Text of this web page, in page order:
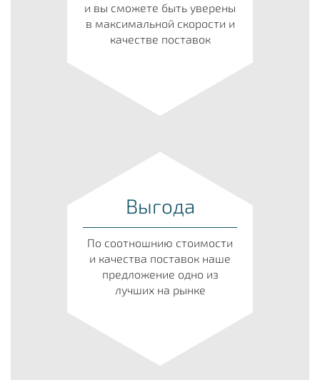
и вы сможете быть уверены
в максимальной скорости и
качестве поставок
Выгода
По соотношнию стоимости
и качества поставок наше
предложение одно из
лучших на рынке